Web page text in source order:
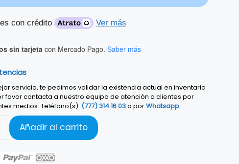
con crédito Ver más
sin tarjetacon Mercado Pago. Saber más
servicio, te pedimos validar la existencia actual en inventario
favor contacta a nuestro equipo de atención a clientes por
medios: Teléfono(s): (777) 314 16 03o porWhatsapp.
Añadir al carrito